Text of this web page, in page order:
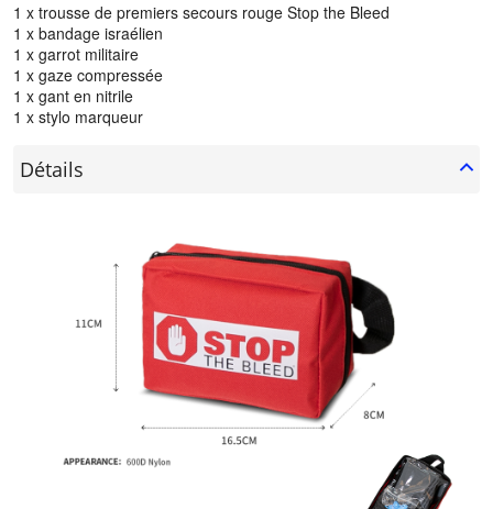
1 x trousse de premiers secours rouge Stop the Bleed
1 x bandage israélien
1 x garrot militaire
1 x gaze compressée
1 x gant en nitrile
1 x stylo marqueur
Détails